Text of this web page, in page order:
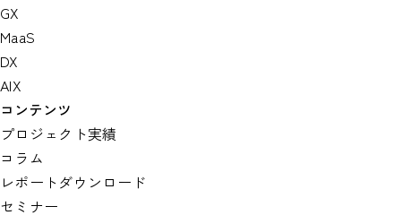
GX
MaaS
DX
AIX
コンテンツ
プロジェクト実績
コラム
レポートダウンロード
セミナー